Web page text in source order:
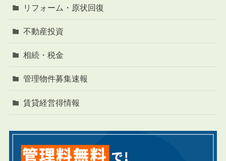
リフォーム・原状回復
不動産投資
相続・税金
管理物件募集速報
賃貸経営得情報